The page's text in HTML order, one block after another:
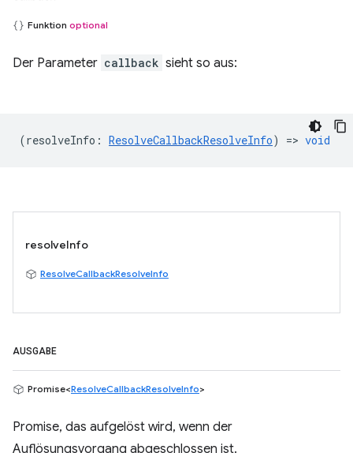
Funktion optional
Der Parameter callback sieht so aus:
(resolveInfo : ResolveCallbackResolveInfo) => void
resolveInfo
ResolveCallbackResolveInfo
AUSGABE
Promise<ResolveCallbackResolveInfo>
Promise, das aufgelöst wird, wenn der
Auflösungsvorgang abgeschlossen ist.